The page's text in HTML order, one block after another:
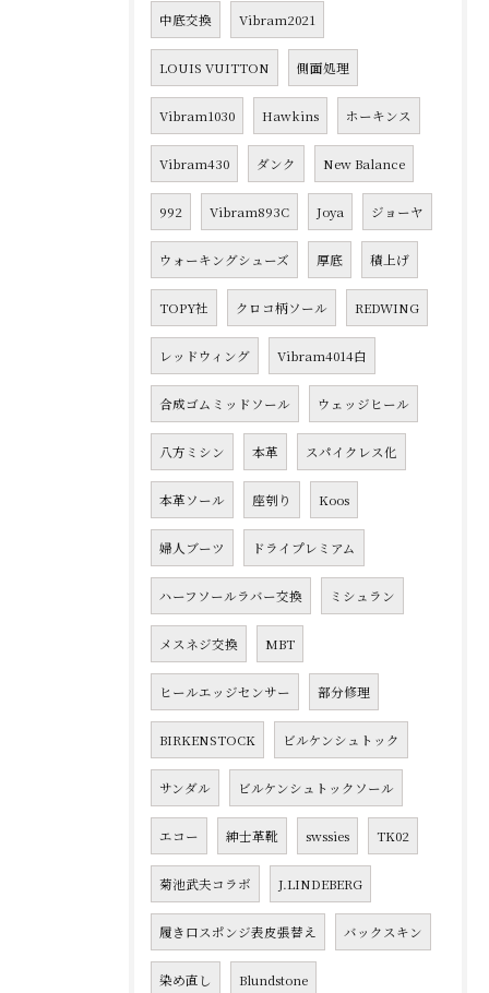
中底交換 Vibram2021
LOUIS VUITTON 側面処理
Vibram1030 Hawkins ホーキンス
Vibram430 ダンク New Balance
992 Vibram893C Joya ジョーヤ
ウォーキングシューズ 厚底 積上げ
TOPY社 クロコ柄ソール REDWING
レッドウィング Vibram4014白
合成ゴムミッドソール ウェッジヒール
八方ミシン 本革 スパイクレス化
本革ソール 座刳り Koos
婦人ブーツ ドライプレミアム
ハーフソールラバー交換 ミシュラン
メスネジ交換 MBT
ヒールエッジセンサー 部分修理
BIRKENSTOCK ビルケンシュトック
サンダル ビルケンシュトックソール
エコー 紳士革靴 swssies TK02
菊池武夫コラボ J.LINDEBERG
履き口スポンジ表皮張替え バックスキン
染め直し Blundstone